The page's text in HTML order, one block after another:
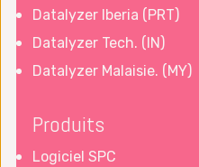
Datalyzer Iberia (PRT)
Datalyzer Tech. (IN)
Datalyzer Malaisie. (MY)
Produits
Logiciel SPC